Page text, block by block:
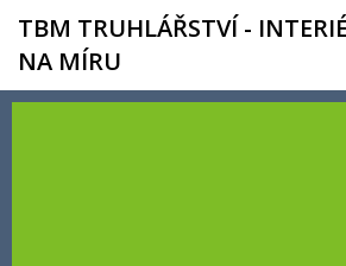
TBM TRUHLÁŘSTVÍ -
NA MÍRU